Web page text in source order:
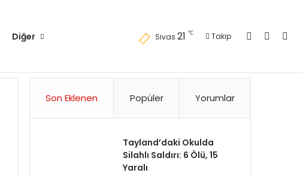
Diğer Sivas 21 ℃ Takip Kayıt Ol
Kullanım Politikası
Son Eklenen Popüler Yorumlar
Tayland’daki Okulda
Silahlı Saldırı: 6 Ölü, 15
Yaralı